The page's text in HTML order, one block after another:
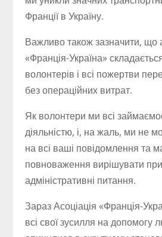
Франції в Україну.
Важливо також зазначити, що
«Франція-Україна»
волонтерів і всі пожертви
без операційних витрат.
Як волонтери ми всі
діяльністю, і, на жаль, ми не
на всі ваші повідомлення та
повноваження вирішувати
адміністративні питання.
Зараз Асоціація «Франція-
всі свої зусилля на допомогу